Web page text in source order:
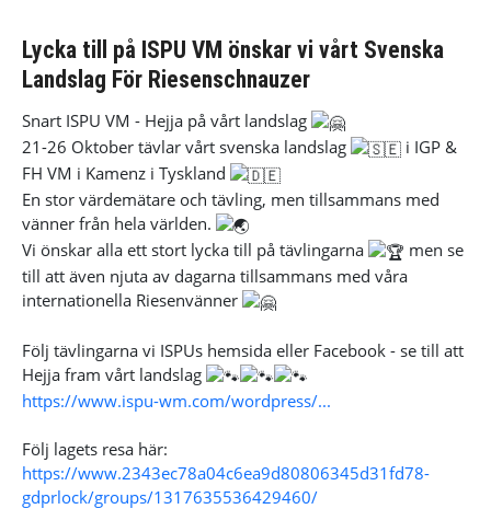
Lycka till på ISPU VM önskar vi vårt Svenska
Landslag För Riesenschnauzer
Snart ISPU VM - Hejja på vårt landslag
21-26 Oktober tävlar vårt svenska landslag
i IGP &
FH VM i Kamenz i Tyskland
En stor värdemätare och tävling, men tillsammans med
vänner från hela världen.
Vi önskar alla ett stort lycka till på tävlingarna
men se
till att även njuta av dagarna tillsammans med våra
internationella Riesenvänner
Följ tävlingarna vi ISPUs hemsida eller Facebook - se till att
Hejja fram vårt landslag
https://www.ispu-wm.com/wordpress/...
Följ lagets resa här:
https://www.2343ec78a04c6ea9d80806345d31fd78-
gdprlock/groups/1317635536429460/